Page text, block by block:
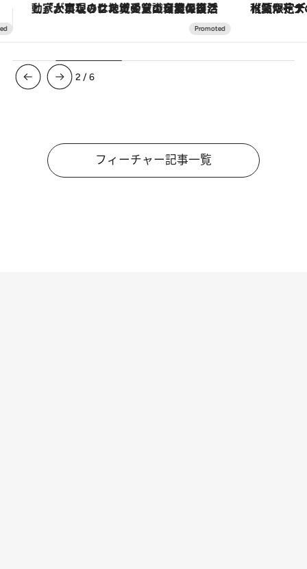
【夏限定ディナーコース】旬を迎える稚鮎や花ズッキーニなどをイタリア・トスカーナの郷土料理の手法で満喫！ ヴァシュロン・コンスタンタ
3 /6
フィーチャー記事一覧